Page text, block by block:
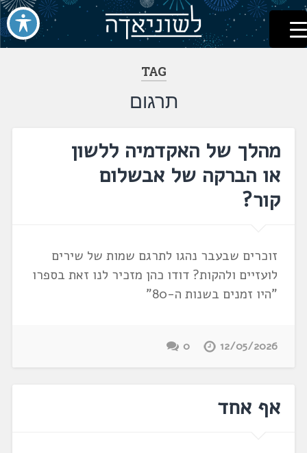
דלג
לתוכן
לשוניאדה
עברית. לשון. שפה
TAG
תרגום
מהלך של האקדמיה ללשון
או הברקה של אבשלום
קור?
זוכרים שבעבר נהגו לתרגם שמות של שירים
לועזיים ולהקות? דודו כהן מזכיר לנו זאת בספרו
"היו זמנים בשנות ה-80"
12/05/2026
0
אף אחד